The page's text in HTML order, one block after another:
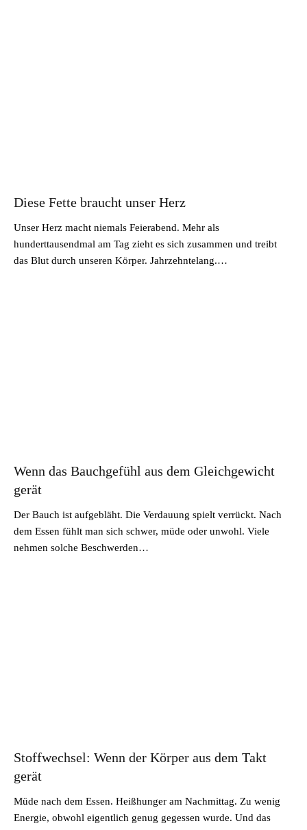
Diese Fette braucht unser Herz
Unser Herz macht niemals Feierabend. Mehr als
hunderttausendmal am Tag zieht es sich zusammen und treibt
das Blut durch unseren Körper. Jahrzehntelang.…
Wenn das Bauchgefühl aus dem Gleichgewicht
gerät
Der Bauch ist aufgebläht. Die Verdauung spielt verrückt. Nach
dem Essen fühlt man sich schwer, müde oder unwohl. Viele
nehmen solche Beschwerden…
Stoffwechsel: Wenn der Körper aus dem Takt
gerät
Müde nach dem Essen. Heißhunger am Nachmittag. Zu wenig
Energie, obwohl eigentlich genug gegessen wurde. Und das